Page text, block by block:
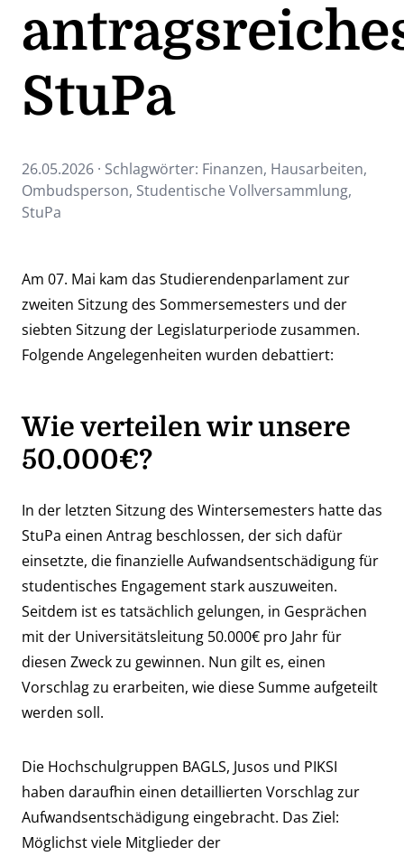
StuPa
26.05.2026 · Schlagwörter: Finanzen, Hausarbeiten,
Ombudsperson, Studentische Vollversammlung,
StuPa
Am 07. Mai kam das Studierendenparlament zur
zweiten Sitzung des Sommersemesters und der
siebten Sitzung der Legislaturperiode zusammen.
Folgende Angelegenheiten wurden debattiert:
Wie verteilen wir unsere
50.000€?
In der letzten Sitzung des Wintersemesters hatte das
StuPa einen Antrag beschlossen, der sich dafür
einsetzte, die finanzielle Aufwandsentschädigung für
studentisches Engagement stark auszuweiten.
Seitdem ist es tatsächlich gelungen, in Gesprächen
mit der Universitätsleitung 50.000€ pro Jahr für
diesen Zweck zu gewinnen. Nun gilt es, einen
Vorschlag zu erarbeiten, wie diese Summe aufgeteilt
werden soll.
Die Hochschulgruppen BAGLS, Jusos und PIKSI
haben daraufhin einen detaillierten Vorschlag zur
Aufwandsentschädigung eingebracht. Das Ziel:
Möglichst viele Mitglieder der